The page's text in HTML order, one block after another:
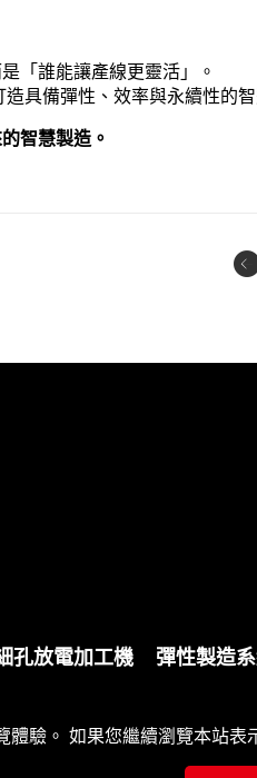
「誰能讓產線更靈活」。
具備彈性、效率與永續性的
智慧製造。
孔放電加工機 彈性製造
體驗。 如果您繼續瀏覽本站